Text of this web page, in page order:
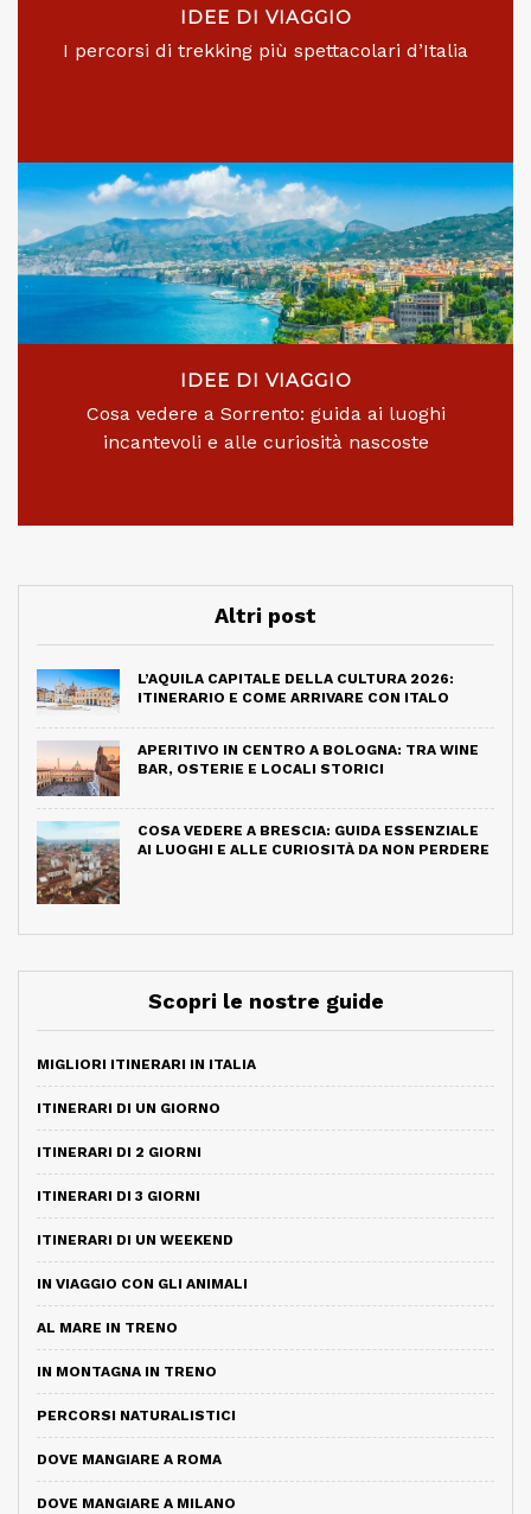
IDEE DI VIAGGIO
I percorsi di trekking più spettacolari d’Italia
IDEE DI VIAGGIO
Cosa vedere a Sorrento: guida ai luoghi
incantevoli e alle curiosità nascoste
Altri post
L’AQUILA CAPITALE DELLA CULTURA 2026:
ITINERARIO E COME ARRIVARE CON ITALO
APERITIVO IN CENTRO A BOLOGNA: TRA WINE
BAR, OSTERIE E LOCALI STORICI
COSA VEDERE A BRESCIA: GUIDA ESSENZIALE
AI LUOGHI E ALLE CURIOSITÀ DA NON PERDERE
Scopri le nostre guide
MIGLIORI ITINERARI IN ITALIA
ITINERARI DI UN GIORNO
ITINERARI DI 2 GIORNI
ITINERARI DI 3 GIORNI
ITINERARI DI UN WEEKEND
IN VIAGGIO CON GLI ANIMALI
AL MARE IN TRENO
IN MONTAGNA IN TRENO
PERCORSI NATURALISTICI
DOVE MANGIARE A ROMA
DOVE MANGIARE A MILANO